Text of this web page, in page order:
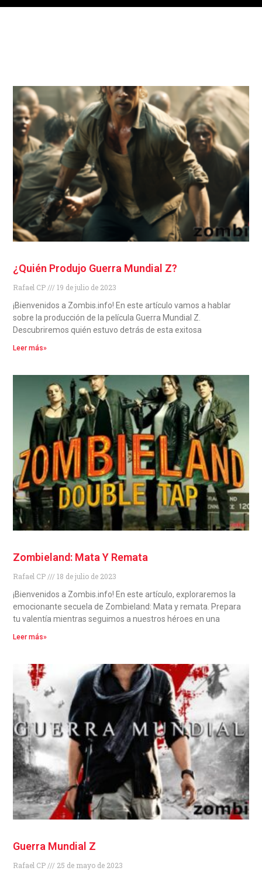
¿Quién Produjo Guerra Mundial Z?
Rafael CP
19 de julio de 2023
¡Bienvenidos a Zombis.info! En este artículo vamos a hablar
sobre la producción de la película Guerra Mundial Z.
Descubriremos quién estuvo detrás de esta exitosa
Leer más»
Zombieland: Mata Y Remata
Rafael CP
18 de julio de 2023
¡Bienvenidos a Zombis.info! En este artículo, exploraremos la
emocionante secuela de Zombieland: Mata y remata. Prepara
tu valentía mientras seguimos a nuestros héroes en una
Leer más»
Guerra Mundial Z
Rafael CP
25 de mayo de 2023